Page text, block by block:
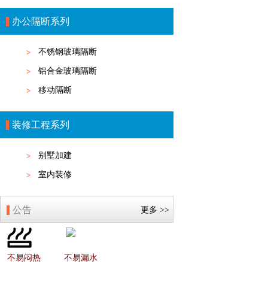
办公隔断系列
不锈钢玻璃隔断
铝合金玻璃隔断
移动隔断
装修工程系列
别墅加建
室内装修
公告 更多 >>
不易闷热 不易漏水